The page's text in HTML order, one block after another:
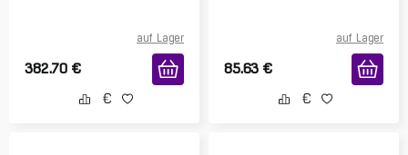
auf Lager
382.70 €
auf Lager
85.63 €